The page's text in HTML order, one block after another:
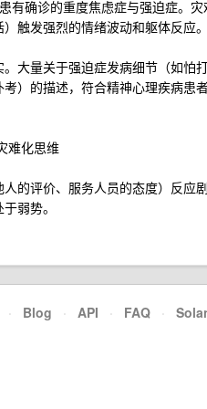
有确诊的重度焦虑症与强迫症。
触发强烈的情绪波动和躯体反应。
大量关于强迫症发病细节（如怕
）的描述，符合精神心理疾病患
难化思维
的评价、服务人员的态度）反应
弱势。
· Blog · API · FAQ ·